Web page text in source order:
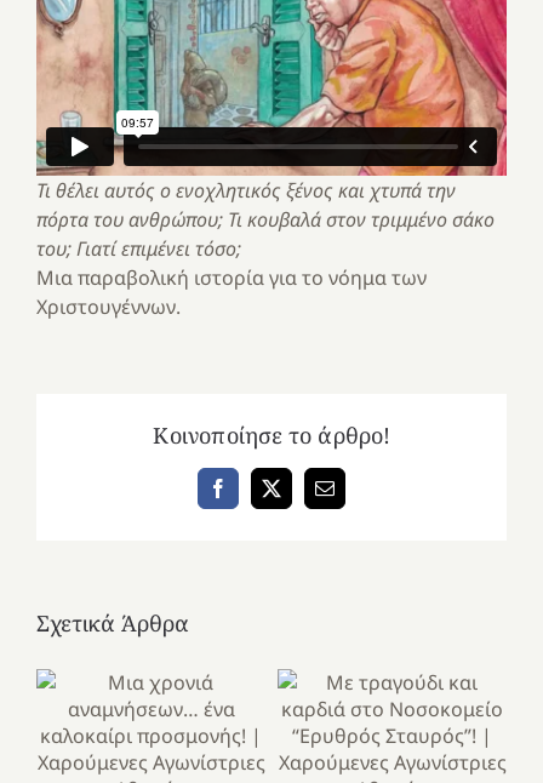
Τι θέλει αυτός ο ενοχλητικός ξένος και χτυπά την
πόρτα του ανθρώπου; Τι κουβαλά στον τριμμένο σάκο
του; Γιατί επιμένει τόσο;
Μια παραβολική ιστορία για το νόημα των
Χριστουγέννων.
Κοινοποίησε το άρθρο!
Facebook
X Email
Σχετικά Άρθρα